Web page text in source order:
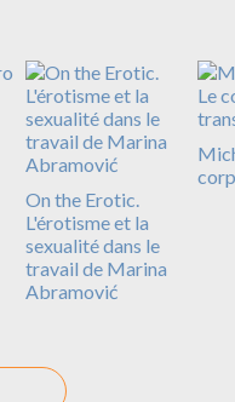
On the Erotic.
L'érotisme et la
sexualité dans le
travail de Marina
Abramović